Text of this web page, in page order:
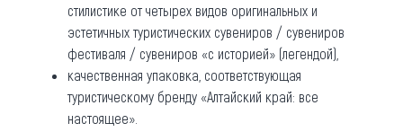
стилистике от четырех видов оригинальных и
эстетичных туристических сувениров / сувениров
фестиваля / сувениров «с историей» (легендой),
качественная упаковка, соответствующая
туристическому бренду «Алтайский край: все
настоящее».